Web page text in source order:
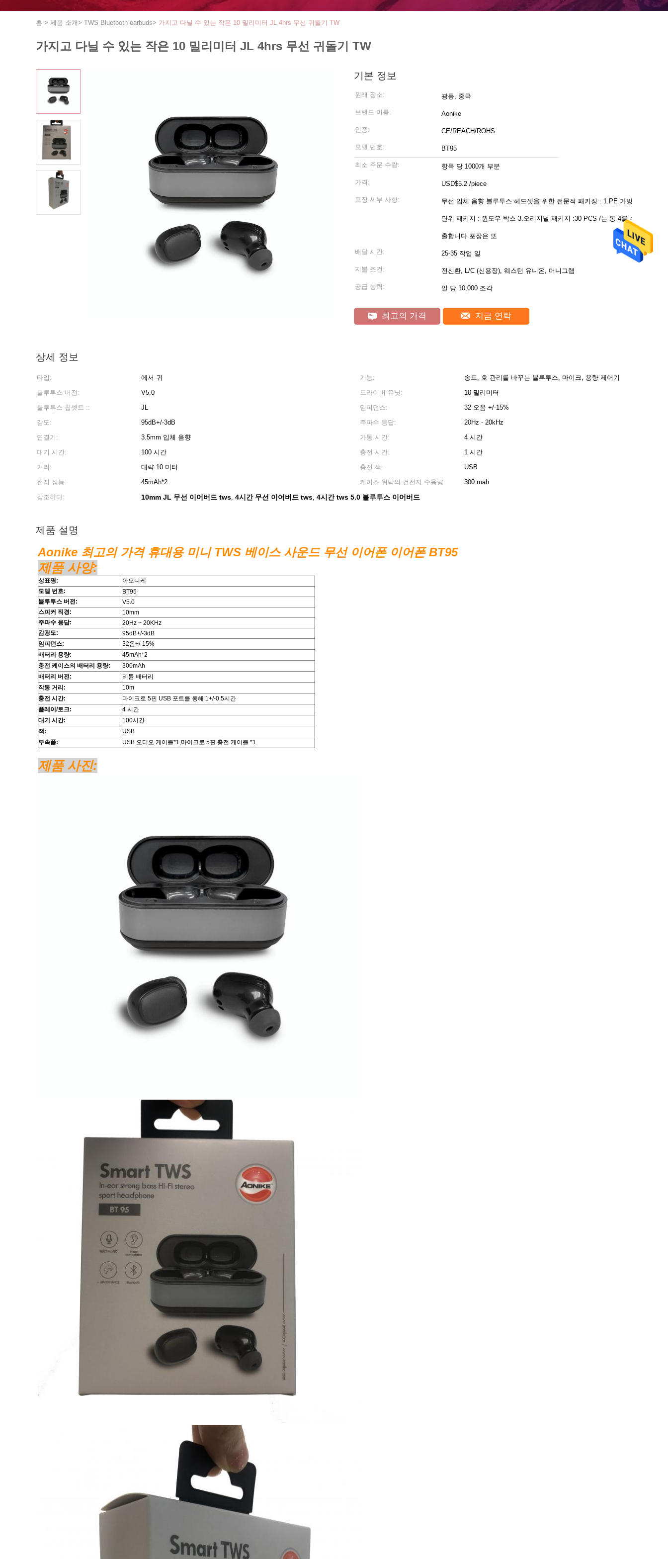
홈 > 제품 소개> TWS Bluetooth earbuds> 가지고 다닐 수 있는 작은 10 밀리미터 JL 4hrs 무선 귀돌기 TW
가지고 다닐 수 있는 작은 10 밀리미터 JL 4hrs 무선 귀돌기 TW
기본 정보
원래 장소: 광동, 중국
브랜드 이름: Aonike
인증: CE/REACH/ROHS
모델 번호: BT95
최소 주문 수량: 항목 당 1000개 부분
가격: USD$5.2 /piece
포장 세부 사항: 무선 입체 음향 블루투스 헤드셋을 위한 전문적 패키징 : 1.PE 가방 2.
단위 패키지 : 윈도우 박스 3.오리지널 패키지 :30 PCS /는 통 4를 수
출합니다.포장은 또
배달 시간: 25-35 작업 일
지불 조건: 전신환, L/C (신용장), 웨스턴 유니온, 머니그램
공급 능력: 일 당 10,000 조각
최고의 가격 지금 연락
상세 정보
타입: 에서 귀 기능:
송드, 호 관리를 바꾸는 블루투스, 마이크, 용량 제어기
블루투스 버전:
V5.0 드라이버 유닛:
10 밀리미터
블루투스 칩셋트 ::
JL 임피던스:
32 오옴 +/-15%
감도:
95dB+/-3dB 주파수 응답:
20Hz - 20kHz
연결기:
3.5mm 입체 음향 가동 시간:
4 시간
대기 시간:
100 시간 충전 시간:
1 시간
거리:
대략 10 미터 충전 잭:
USB
전지 성능:
45mAh*2 케이스 위탁의 건전지 수용량:
300 mah
강조하다:
10mm JL 무선 이어버드 tws, 4시간 무선 이어버드 tws, 4시간 tws 5.0 블루투스 이어버드
제품 설명
Aonike 최고의 가격 휴대용 미니 TWS 베이스 사운드 무선 이어폰 이어폰 BT95
제품 사양:
상표명:
아오니케
모델 번호:
BT95
블루투스 버전:
V5.0
스피커 직경:
10mm
주파수 응답:
20Hz ~ 20KHz
감광도:
95dB+/-3dB
임피던스:
32옴+/-15%
배터리 용량:
45mAh*2
충전 케이스의 배터리 용량:
300mAh
배터리 버전:
리튬 배터리
작동 거리:
10m
충전 시간:
마이크로 5핀 USB 포트를 통해 1+/-0.5시간
플레이/토크:
4 시간
대기 시간:
100시간
잭:
USB
부속품:
USB 오디오 케이블*1;마이크로 5핀 충전 케이블 *1
제품 사진: